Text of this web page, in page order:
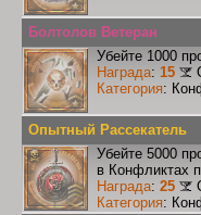
Болтолов Ветеран
Убейте 1000
Награда: 15
Категория:
Опытный Рассекатель
Убейте 5000
в Конфликтах
Награда: 25
Категория: